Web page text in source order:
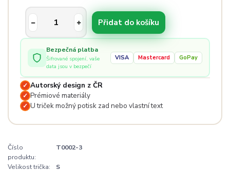
Přidat do košíku
Bezpečná platba
Šifrované spojení, vaše
data jsou v bezpečí
VISA Mastercard GoPay
✓ Autorský design z ČR
✓ Prémiové materiály
✓ U triček možný potisk zad nebo vlastní text
Číslo
produktu:
T0002-3
Velikost trička:
S